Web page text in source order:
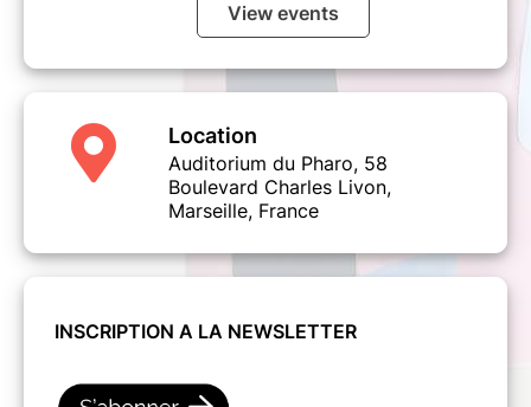
View events
Location
Auditorium du Pharo, 58
Boulevard Charles Livon,
Marseille, France
INSCRIPTION A LA NEWSLETTER